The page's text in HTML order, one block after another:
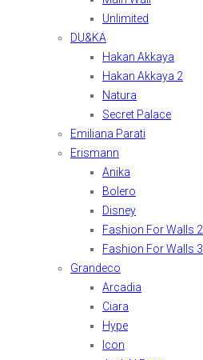
Unlimited
DU&KA
Hakan Akkaya
Hakan Akkaya 2
Natura
Secret Palace
Emiliana Parati
Erismann
Anika
Bolero
Disney
Fashion For Walls 2
Fashion For Walls 3
Grandeco
Arcadia
Ciara
Hype
Icon